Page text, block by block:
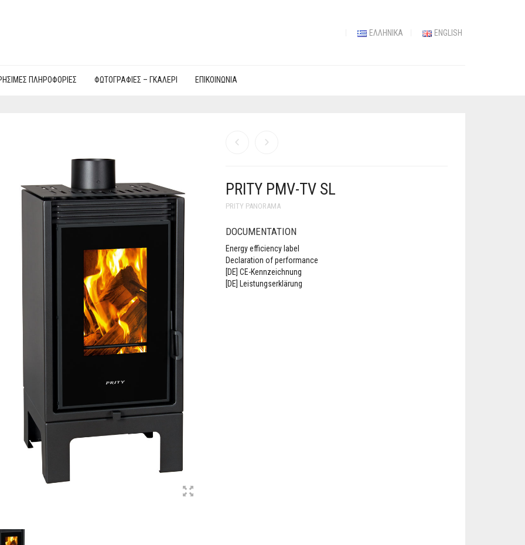
ΕΛΛΗΝΙΚΆ ENGLISH
ΠΛΗΡΟΦΟΡΊΕΣ ΦΩΤΟΓΡΑΦΙΕΣ – ΓΚΑΛΕΡΊ ΕΠΙΚΟΙΝΩΝΊΑ
PRITY PMV-TV SL
PRITY PANORAMA
DOCUMENTATION
Energy efficiency label
Declaration of performance
[DE] CE-Kennzeichnung
[DE] Leistungserklärung